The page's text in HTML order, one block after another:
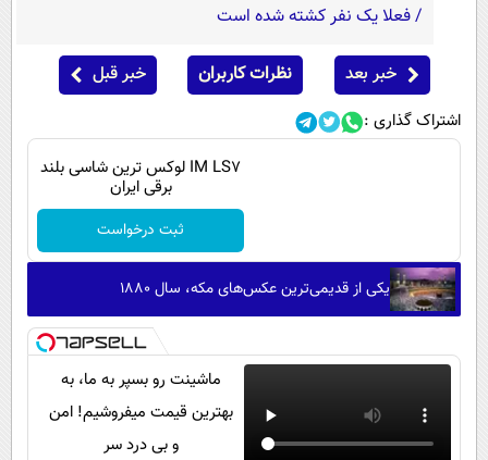
/ فعلا یک نفر کشته شده است
خبر بعد نظرات کاربران خبر قبل
اشتراک گذاری :
IM LS7 لوکس ترین شاسی بلند
برقی ایران
ثبت درخواست
یکی از قدیمی‌ترین عکس‌های مکه، سال ۱۸۸۰
ماشینت رو بسپر به ما، به
بهترین قیمت میفروشیم! امن
و بی درد سر